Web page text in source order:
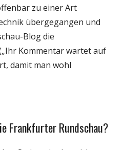
zu einer Art
übergegangen und
Blog die
Kommentar wartet auf
damit man wohl
Frankfurter Rundschau?